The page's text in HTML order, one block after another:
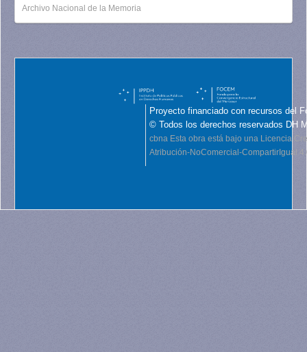
Archivo Nacional de la Memoria
Proyecto financiado con recursos del
© Todos los derechos reservados DH
cbna Esta obra está bajo una Licencia
Atribución-NoComercial-CompartirIgual